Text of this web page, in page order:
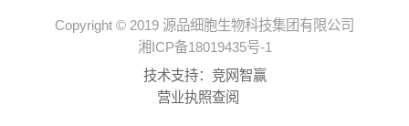
Copyright © 2019 源品细胞生物科技集团有限公司
湘ICP备18019435号-1
技术支持： 竞网智赢
营业执照查阅